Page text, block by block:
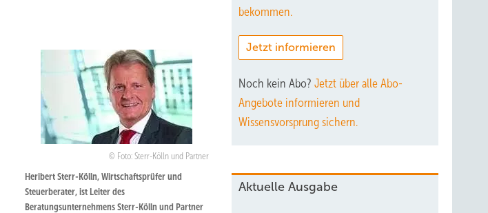
Foto: Sterr-Kölln und Partner
Heribert Sterr-Kölln, Wirtschaftsprüfer und
Steuerberater, ist Leiter des
Beratungsunternehmens Sterr-Kölln und Partner
bekommen.
Jetzt informieren
Noch kein Abo? Jetzt über alle Abo-
Angebote informieren und
Wissensvorsprung sichern.
Aktuelle Ausgabe